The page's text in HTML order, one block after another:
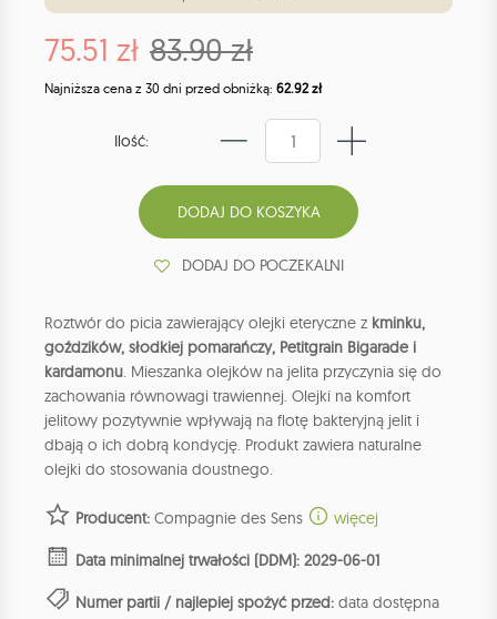
75.51 zł 83.90 zł
Najniższa cena z 30 dni przed obniżką: 62.92 zł
Ilość:
DODAJ DO POCZEKALNI
Roztwór do picia zawierający olejki eteryczne z kminku,
goździków, słodkiej pomarańczy, Petitgrain Bigarade i
kardamonu. Mieszanka olejków na jelita przyczynia się do
zachowania równowagi trawiennej. Olejki na komfort
jelitowy pozytywnie wpływają na flotę bakteryjną jelit i
dbają o ich dobrą kondycję. Produkt zawiera naturalne
olejki do stosowania doustnego.
Producent: Compagnie des Sens więcej
Data minimalnej trwałości (DDM): 2029-06-01
Numer partii / najlepiej spożyć przed: data dostępna